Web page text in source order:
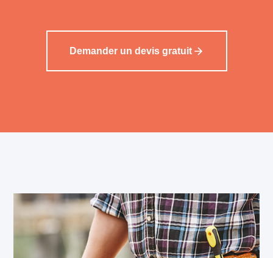
Demander un devis gratuit